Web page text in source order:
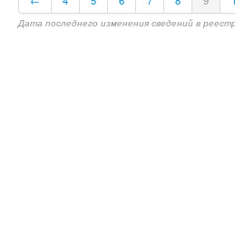
Дата последнего изменения сведений в